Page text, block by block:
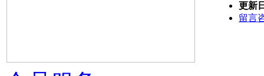
更新
留言